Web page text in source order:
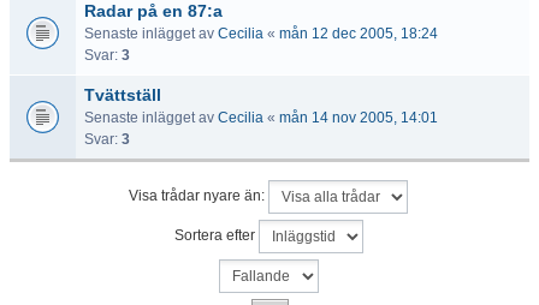
Radar på en 87:a
Senaste inlägget av Cecilia « mån 12 dec 2005, 18:24
Svar: 3
Tvättställ
Senaste inlägget av Cecilia « mån 14 nov 2005, 14:01
Svar: 3
Visa trådar nyare än:
Sortera efter